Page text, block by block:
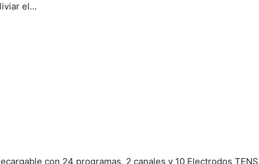
el...
con 24 programas, 2 canales y 10 Electrodos TENS